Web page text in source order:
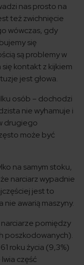
nas prosto na
też zwichnięcie
wówczas, gdy
się
są problemy w
kontakt z kijkiem
jest głowa.
osób – dochodzi
nie wyhamuje i
drugiego
może być
na samym stoku,
narciarz wypadnie
jest to
awarią maszyny.
pomiędzy
poszkodowanych).
roku życia (9,3%)
część